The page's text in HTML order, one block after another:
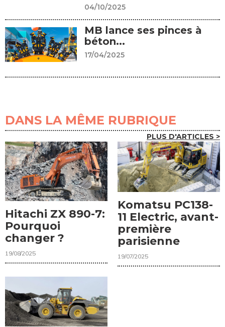
04/10/2025
MB lance ses pinces à
béton...
17/04/2025
DANS LA MÊME RUBRIQUE
PLUS D'ARTICLES >
Hitachi ZX 890-7:
Pourquoi
changer ?
19/08/2025
Komatsu PC138-
11 Electric, avant-
première
parisienne
19/07/2025